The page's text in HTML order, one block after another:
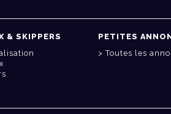
& SKIPPERS
PETITES
Toutes les